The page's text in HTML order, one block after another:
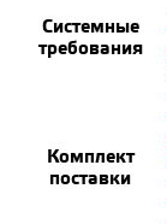
Системные
требования
Комплект
поставки